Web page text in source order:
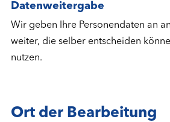
Datenweitergabe
Wir geben Ihre Personendaten an
weiter, die selber entscheiden
nutzen.
Ort der Bearbeitung